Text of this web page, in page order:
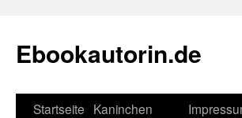
springen
Ebookautorin.de
Startseite Kaninchen